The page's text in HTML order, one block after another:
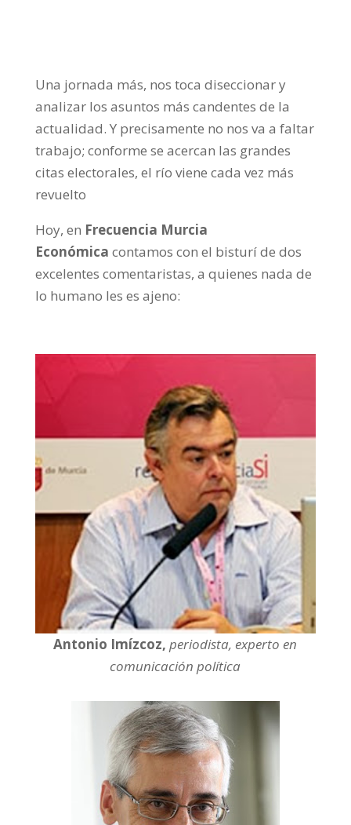
Una jornada más, nos toca diseccionar y
analizar los asuntos más candentes de la
actualidad. Y precisamente no nos va a faltar
trabajo; conforme se acercan las grandes
citas electorales, el río viene cada vez más
revuelto
Hoy, en Frecuencia Murcia
Económica contamos con el bisturí de dos
excelentes comentaristas, a quienes nada de
lo humano les es ajeno:
Antonio Imízcoz,periodista, experto en
comunicación política